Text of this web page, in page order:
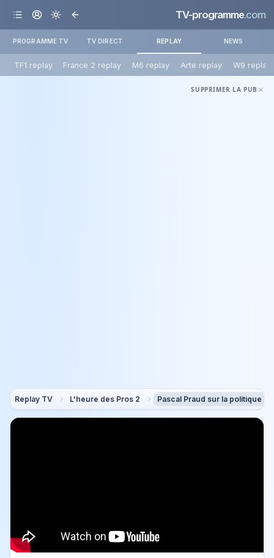
TV-programme.com
PROGRAMME TV TV DIRECT REPLAY NEWS
TF1 replay France 2 replay M6 replay Arte replay W9 replay
SUPPRIMER LA PUB
Replay TV L'heure des Pros 2 Pascal Praud sur la politique